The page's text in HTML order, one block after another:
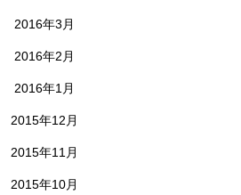
2016年3月
2016年2月
2016年1月
2015年12月
2015年11月
2015年10月